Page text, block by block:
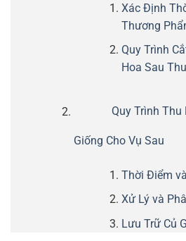
Xác Định
Thương
Quy Trình
Hoa Sau
Quy Trình Thu
Giống Cho Vụ Sau
Thời Điểm
Xử Lý và
Lưu Trữ Củ